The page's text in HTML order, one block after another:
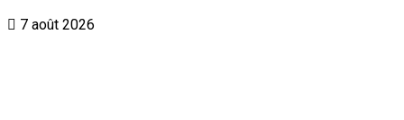
7 août 2026